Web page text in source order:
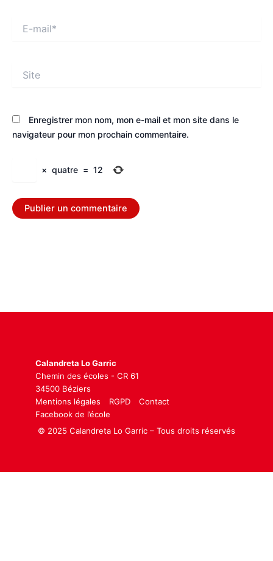
mail*
Enregistrer mon nom, mon e-mail et mon site dans le
navigateur pour mon prochain commentaire.
× quatre = 12
Calandreta Lo Garric
Chemin des écoles - CR 61
34500 Béziers
Mentions légales
RGPD
Contact
Facebook de l’école
© 2025 Calandreta Lo Garric – Tous droits réservés